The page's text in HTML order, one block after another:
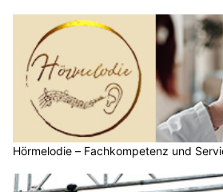
Hörmelodie – Fachkompetenz und